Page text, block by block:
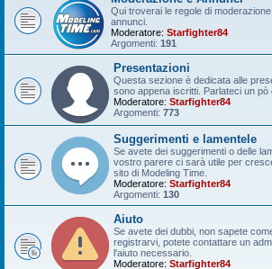
Qui troverai le regole di
annunci.
Moderatore: Starfighter84
Argomenti: 191
Presentazioni
Questa sezione è dedicata alle
sono appena iscritti. Parlateci un pò
Moderatore: Starfighter84
Argomenti: 773
Suggerimenti e lamentele
Se avete dei suggerimenti o delle
vostro parere ci sarà utile per
sito di Modeling Time.
Moderatore: Starfighter84
Argomenti: 130
Aiuto
Se avete dei dubbi, non sapete
registrarvi, potete contattare un
l'aiuto necessario.
Moderatore: Starfighter84